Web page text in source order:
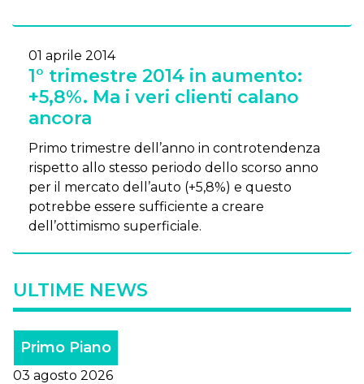
01 aprile 2014
1° trimestre 2014 in aumento:
+5,8%. Ma i veri clienti calano
ancora
Primo trimestre dell’anno in controtendenza
rispetto allo stesso periodo dello scorso anno
per il mercato dell’auto (+5,8%) e questo
potrebbe essere sufficiente a creare
dell’ottimismo superficiale.
ULTIME NEWS
Primo Piano
03 agosto 2026